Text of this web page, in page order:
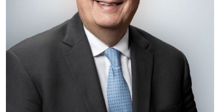
Aplicar al Requerimiento
Empresa en Querétaro
HERRAMIENTAS DE TORQUE
TORQUE CONTROLADO,